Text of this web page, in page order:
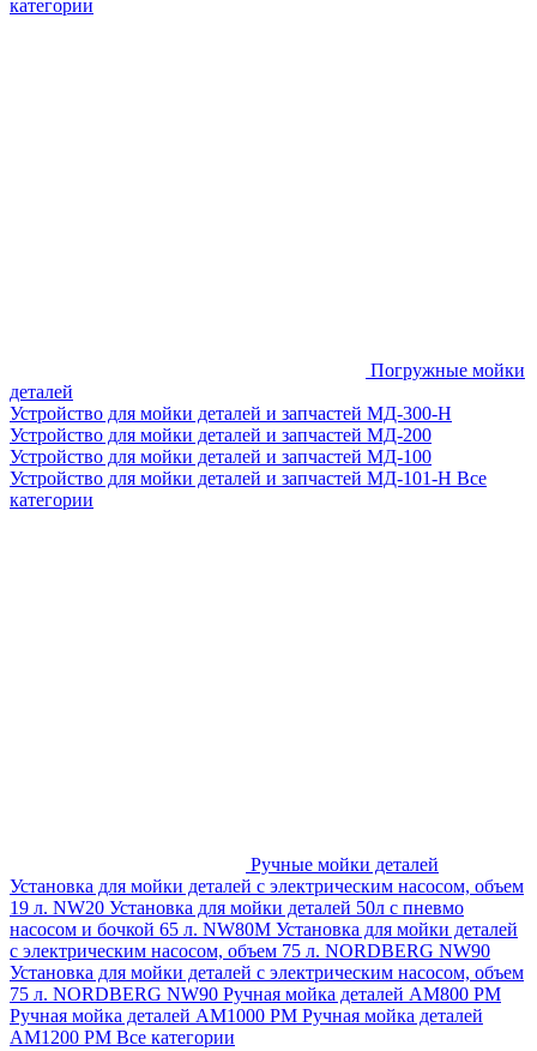
категории
Погружные мойки
деталей
Устройство для мойки деталей и запчастей МД-300-H
Устройство для мойки деталей и запчастей МД-200
Устройство для мойки деталей и запчастей МД-100
Устройство для мойки деталей и запчастей МД-101-Н Все
категории
Ручные мойки деталей
Установка для мойки деталей с электрическим насосом, объем
19 л. NW20 Установка для мойки деталей 50л с пневмо
насосом и бочкой 65 л. NW80M Установка для мойки деталей
с электрическим насосом, объем 75 л. NORDBERG NW90
Установка для мойки деталей с электрическим насосом, объем
75 л. NORDBERG NW90 Ручная мойка деталей АМ800 РМ
Ручная мойка деталей АМ1000 РМ Ручная мойка деталей
АМ1200 РМ Все категории